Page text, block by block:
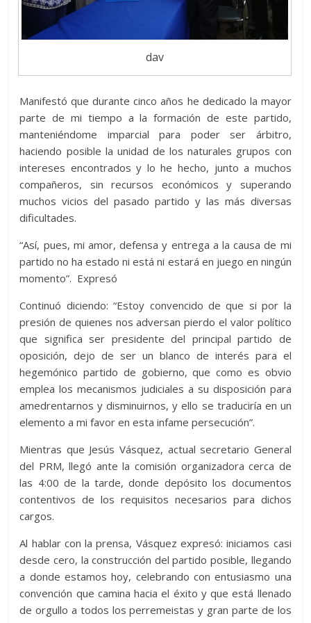
dav
Manifestó que durante cinco años he dedicado la mayor
parte de mi tiempo a la formación de este partido,
manteniéndome imparcial para poder ser árbitro,
haciendo posible la unidad de los naturales grupos con
intereses encontrados y lo he hecho, junto a muchos
compañeros, sin recursos económicos y superando
muchos vicios del pasado partido y las más diversas
dificultades.
“Así, pues, mi amor, defensa y entrega a la causa de mi
partido no ha estado ni está ni estará en juego en ningún
momento”. Expresó
Continuó diciendo: “Estoy convencido de que si por la
presión de quienes nos adversan pierdo el valor político
que significa ser presidente del principal partido de
oposición, dejo de ser un blanco de interés para el
hegemónico partido de gobierno, que como es obvio
emplea los mecanismos judiciales a su disposición para
amedrentarnos y disminuirnos, y ello se traduciría en un
elemento a mi favor en esta infame persecución”.
Mientras que Jesús Vásquez, actual secretario General
del PRM, llegó ante la comisión organizadora cerca de
las 4:00 de la tarde, donde depósito los documentos
contentivos de los requisitos necesarios para dichos
cargos.
Al hablar con la prensa, Vásquez expresó: iniciamos casi
desde cero, la construcción del partido posible, llegando
a donde estamos hoy, celebrando con entusiasmo una
convención que camina hacia el éxito y que está llenado
de orgullo a todos los perremeistas y gran parte de los